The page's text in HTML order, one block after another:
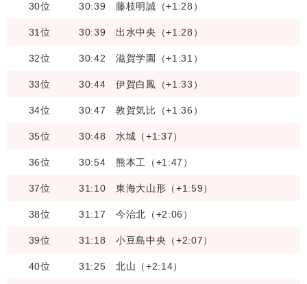
30位 30:39 藤枝明誠（+1:28）
31位 30:39 出水中央（+1:28）
32位 30:42 滋賀学園（+1:31）
33位 30:44 伊賀白鳳（+1:33）
34位 30:47 敦賀気比（+1:36）
35位 30:48 水城（+1:37）
36位 30:54 熊本工（+1:47）
37位 31:10 東海大山形（+1:59）
38位 31:17 今治北（+2:06）
39位 31:18 小豆島中央（+2:07）
40位 31:25 北山（+2:14）